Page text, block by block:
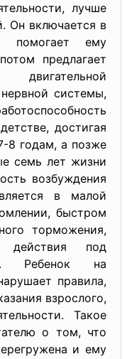
лучше
Он включается в
помогает ему
предлагает
системы,
достигая
8 годам, а позже
семь лет жизни
возбуждения
в малой
быстром
торможения,
действия под
Ребенок на
правила,
взрослого,
Такое
о том, что
и ему